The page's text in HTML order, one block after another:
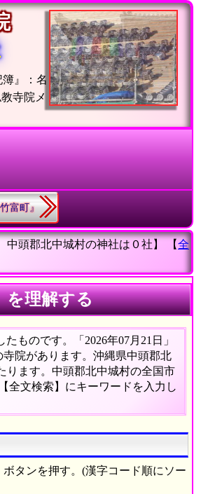
簿』：名
寺院メ
富町』
中頭郡北中城村の神社は０社】 【全
を理解する
ものです。「2026年07月21日」
院があります。沖縄県中頭郡北
ります。中頭郡北中城村の全国市
全文検索】にキーワードを入力し
タンを押す。(漢字コード順にソー